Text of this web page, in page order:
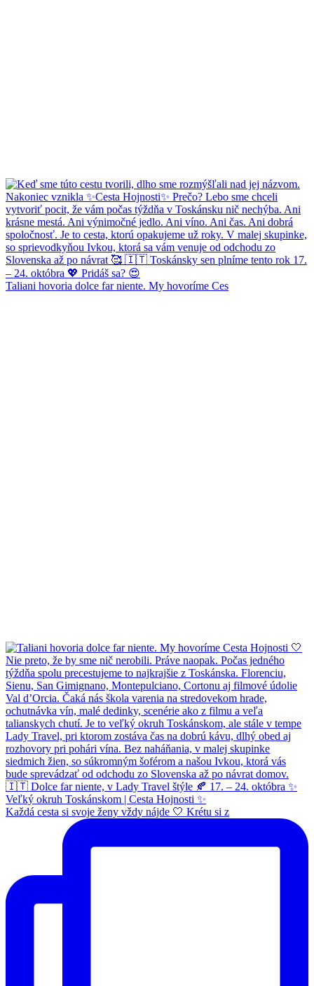
Taliani hovoria dolce far niente. My hovoríme Ces
Každá cesta si svoje ženy vždy nájde 🤍 Krétu si z